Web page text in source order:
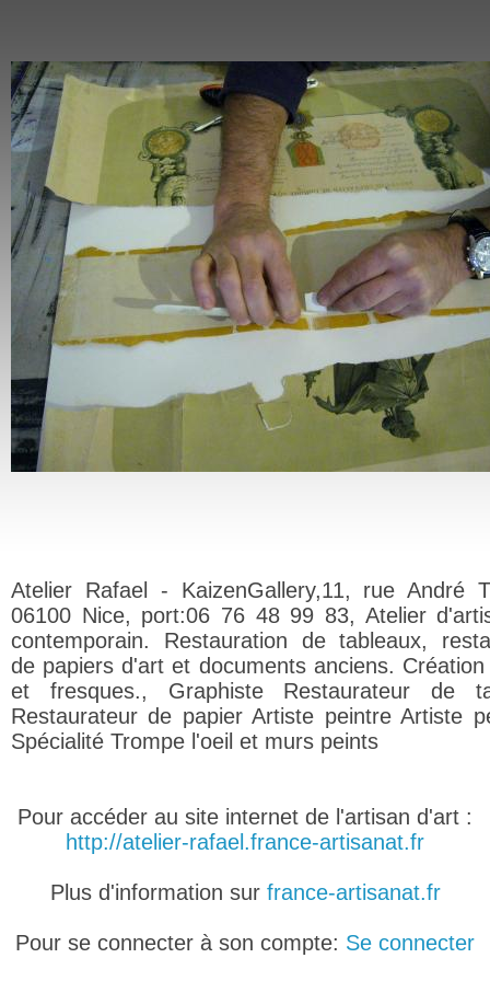
Atelier Rafael - KaizenGallery,11, rue André
06100 Nice, port:06 76 48 99 83, Atelier
contemporain. Restauration de tableaux,
de papiers d'art et documents anciens.
et fresques., Graphiste Restaurateur de
Restaurateur de papier Artiste peintre Artiste
Spécialité Trompe l'oeil et murs peints
Pour accéder au site internet de l'artisan d'art :
http://atelier-rafael.france-artisanat.fr
Plus d'information sur france-artisanat.fr
Pour se connecter à son compte: Se connecter